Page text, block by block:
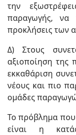
την
παραγωγής, να
προκλήσεις των
Δ) Στους
αξιοποίηση της
εκκαθάριση
νέους και πιο
ομάδες
Το πρόβλημα που
είναι η